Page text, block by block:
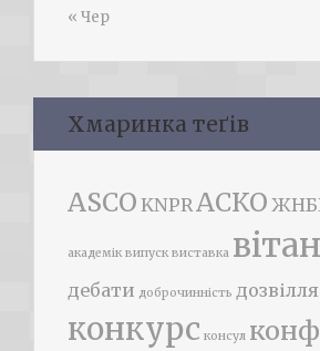
« Чер
Хмаринка теґів
ASCO KNPRАСКО
академік випуск виставка
дебати доброчинність дозвілля
конкурс консул